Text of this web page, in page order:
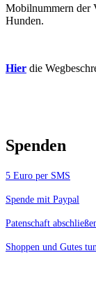
Mobilnummern der
Hunden.
Hier die
Spenden
5 Euro per SMS
Spende mit Paypal
Patenschaft
Shoppen und Gutes